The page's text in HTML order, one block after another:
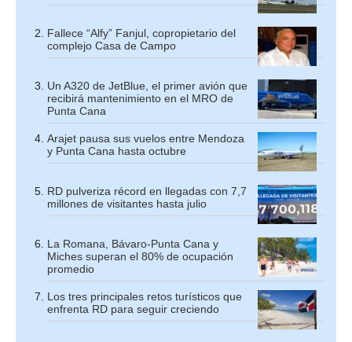
Fallece “Alfy” Fanjul, copropietario del
complejo Casa de Campo
Un A320 de JetBlue, el primer avión que
recibirá mantenimiento en el MRO de
Punta Cana
Arajet pausa sus vuelos entre Mendoza
y Punta Cana hasta octubre
RD pulveriza récord en llegadas con 7,7
millones de visitantes hasta julio
La Romana, Bávaro-Punta Cana y
Miches superan el 80% de ocupación
promedio
Los tres principales retos turísticos que
enfrenta RD para seguir creciendo